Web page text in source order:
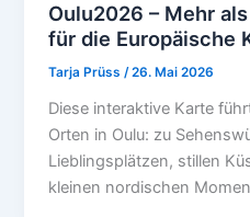
Oulu2026 – Mehr
für die Europäische
Tarja Prüss/26. Mai 2026
Diese interaktive Karte
Orten in Oulu: zu
Lieblingsplätzen, stillen
kleinen nordischen